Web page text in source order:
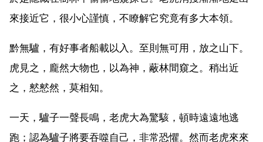
來接近它，很小心謹慎，不瞭解它究竟有多大本領。
黔無驢，有好事者船載以入。至則無可用，放之山下。
虎見之，龐然大物也，以為神，蔽林間窺之。稍出近
之，憖憖然，莫相知。
一天，驢子一聲長鳴，老虎大為驚駭，頓時遠遠地逃
跑；認為驢子將要吞噬自己，非常恐懼。然而老虎來來